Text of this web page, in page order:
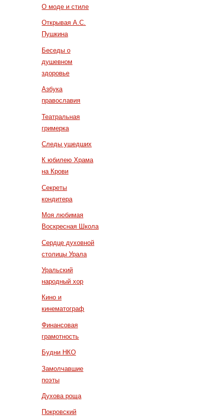
О моде и стиле
Открывая А.С.
Пушкина
Беседы о
душевном
здоровье
Азбука
православия
Театральная
гримерка
Следы ушедших
К юбилею Храма
на Крови
Секреты
кондитера
Моя любимая
Воскресная Школа
Сердце духовной
столицы Урала
Уральский
народный хор
Кино и
кинематограф
Финансовая
грамотность
Будни НКО
Замолчавшие
поэты
Духова роща
Покровский